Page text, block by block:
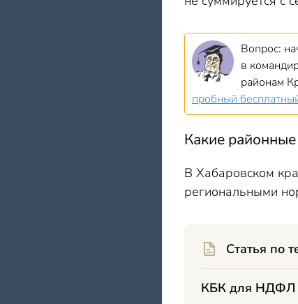
Вопрос:
в
районам
пробный
Какие
В Хабаровском
региональными
Статья по
КБК для НДФЛ